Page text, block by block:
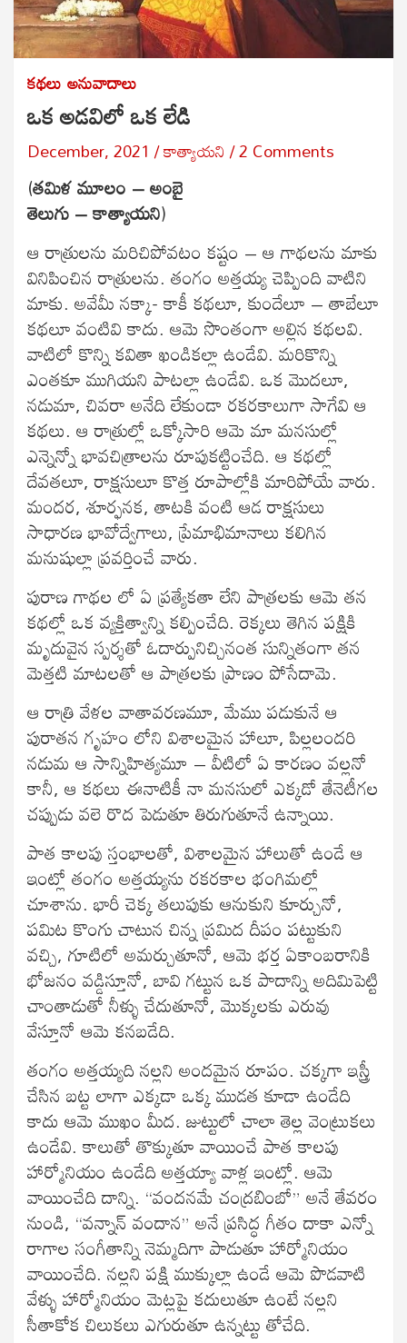
కథలుఅనువాదాలు
ఒక అడవిలో ఒక లేడి
December, 2021 కాత్యాయని 2 Comments
(తమిళ మూలం – అంబై
తెలుగు – కాత్యాయని)
ఆ రాత్రులను మరిచిపోవటం కష్టం – ఆ గాథలను మాకు
వినిపించిన రాత్రులను. తంగం అత్తయ్య చెప్పింది వాటిని
మాకు. అవేమీ నక్కా- కాకీ కథలూ, కుందేలూ – తాబేలూ
కథలూ వంటివి కాదు. ఆమె సొంతంగా అల్లిన కథలవి.
వాటిలో కొన్ని కవితా ఖండికల్లా ఉండేవి. మరికొన్ని
ఎంతకూ ముగియని పాటల్లా ఉండేవి. ఒక మొదలూ,
నడుమా, చివరా అనేది లేకుండా రకరకాలుగా సాగేవి ఆ
కథలు. ఆ రాత్రుల్లో ఒక్కోసారి ఆమె మా మనసుల్లో
ఎన్నెన్నో భావచిత్రాలను రూపుకట్టించేది. ఆ కథల్లో
దేవతలూ, రాక్షసులూ కొత్త రూపాల్లోకి మారిపోయే వారు.
మందర, శూర్ఫనక, తాటకి వంటి ఆడ రాక్షసులు
సాధారణ భావోద్వేగాలు, ప్రేమాభిమానాలు కలిగిన
మనుషుల్లా ప్రవర్తించే వారు.
పురాణ గాథల లో ఏ ప్రత్యేకతా లేని పాత్రలకు ఆమె తన
కథల్లో ఒక వ్యక్తిత్వాన్ని కల్పించేది. రెక్కలు తెగిన పక్షికి
మృదువైన స్పర్శతో ఓదార్పునిచ్చినంత సున్నితంగా తన
మెత్తటి మాటలతో ఆ పాత్రలకు ప్రాణం పోసేదామె.
ఆ రాత్రి వేళల వాతావరణమూ, మేము పడుకునే ఆ
పురాతన గృహం లోని విశాలమైన హాలూ, పిల్లలందరి
నడుమ ఆ సాన్నిహిత్యమూ – వీటిలో ఏ కారణం వల్లనో
కానీ, ఆ కథలు ఈనాటికీ నా మనసులో ఎక్కడో తేనెటీగల
చప్పుడు వలె రొద పెడుతూ తిరుగుతూనే ఉన్నాయి.
పాత కాలపు స్తంభాలతో, విశాలమైన హాలుతో ఉండే ఆ
ఇంట్లో తంగం అత్తయ్యను రకరకాల భంగిమల్లో
చూశాను. భారీ చెక్క తలుపుకు ఆనుకుని కూర్చునో,
పమిట కొంగు చాటున చిన్న ప్రమిద దీపం పట్టుకుని
వచ్చి, గూటిలో అమర్చుతూనో, ఆమె భర్త ఏకాంబరానికి
భోజనం వడ్డిస్తూనో, బావి గట్టున ఒక పాదాన్ని అదిమిపెట్టి
చాంతాడుతో నీళ్ళు చేదుతూనో, మొక్కలకు ఎరువు
వేస్తూనో ఆమె కనబడేది.
తంగం అత్తయ్యది నల్లని అందమైన రూపం. చక్కగా ఇస్త్రీ
చేసిన బట్ట లాగా ఎక్కడా ఒక్క ముడత కూడా ఉండేది
కాదు ఆమె ముఖం మీద. జుట్టులో చాలా తెల్ల వెంట్రుకలు
ఉండేవి. కాలుతో తొక్కుతూ వాయించే పాత కాలపు
హార్మోనియం ఉండేది అత్తయ్యా వాళ్ల ఇంట్లో. ఆమె
వాయించేది దాన్ని. “వందనమే చంద్రబింబో” అనే తేవరం
నుండి, “వన్నాన్ వందాన” అనే ప్రసిద్ధ గీతం దాకా ఎన్నో
రాగాల సంగీతాన్ని నెమ్మదిగా పాడుతూ హార్మోనియం
వాయించేది. నల్లని పక్షి ముక్కుల్లా ఉండే ఆమె పొడవాటి
వేళ్ళు హార్మోనియం మెట్లపై కదులుతూ ఉంటే నల్లని
సీతాకోక చిలుకలు ఎగురుతూ ఉన్నట్టు తోచేది.